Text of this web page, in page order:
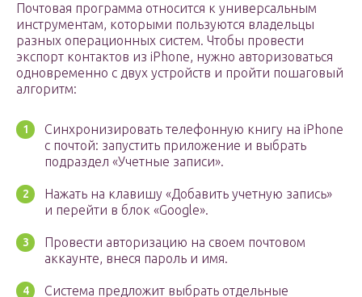
Почтовая программа относится к универсальным
инструментам, которыми пользуются владельцы
разных операционных систем. Чтобы провести
экспорт контактов из iPhone, нужно авторизоваться
одновременно с двух устройств и пройти пошаговый
алгоритм:
Синхронизировать телефонную книгу на iPhone
с почтой: запустить приложение и выбрать
подраздел «Учетные записи».
Нажать на клавишу «Добавить учетную запись»
и перейти в блок «Google».
Провести авторизацию на своем почтовом
аккаунте, внеся пароль и имя.
Система предложит выбрать отдельные